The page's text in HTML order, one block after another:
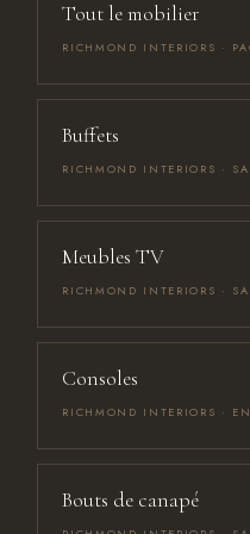
Tout le mobilier
RICHMOND INTERIORS ·
Buffets
RICHMOND INTERIORS ·
Meubles TV
RICHMOND INTERIORS ·
Consoles
RICHMOND INTERIORS ·
Bouts de canapé